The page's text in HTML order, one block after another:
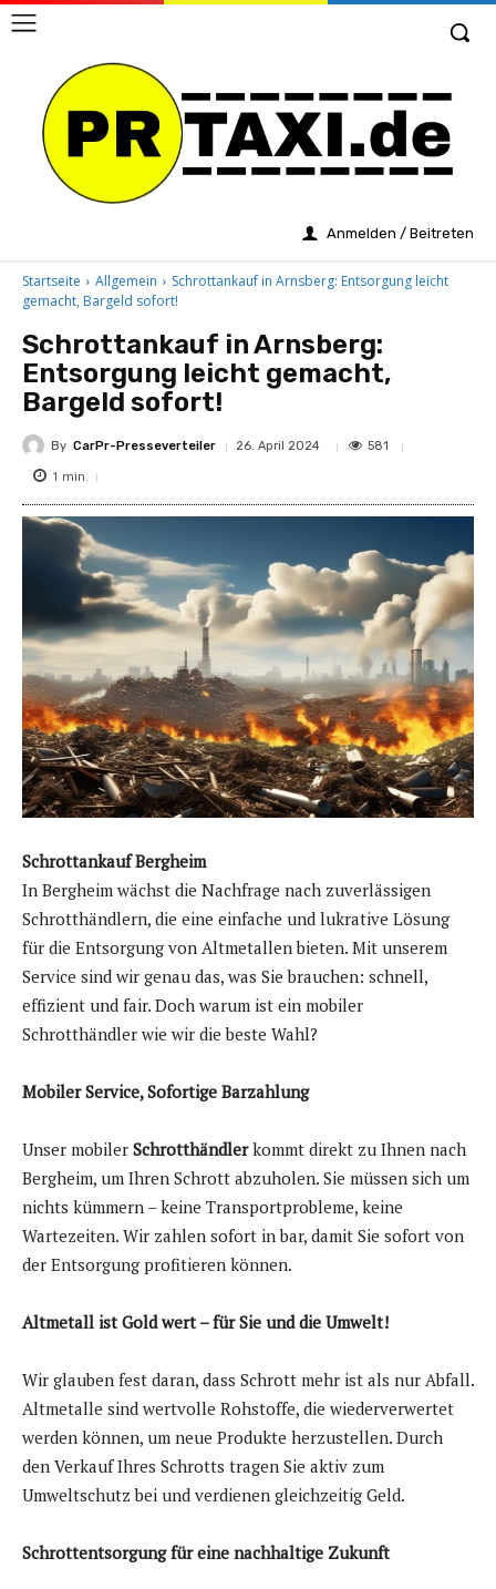
Anmelden / Beitreten
Startseite Allgemein
Schrottankauf in Arnsberg: Entsorgung leicht
gemacht, Bargeld sofort!
Schrottankauf in Arnsberg:
Entsorgung leicht gemacht,
Bargeld sofort!
By CarPr-Presseverteiler 26. April 2024 581
1 min.
Schrottankauf Bergheim
In Bergheim wächst die Nachfrage nach zuverlässigen
Schrotthändlern, die eine einfache und lukrative Lösung
für die Entsorgung von Altmetallen bieten. Mit unserem
Service sind wir genau das, was Sie brauchen: schnell,
effizient und fair. Doch warum ist ein mobiler
Schrotthändler wie wir die beste Wahl?
Mobiler Service, Sofortige Barzahlung
Unser mobiler Schrotthändlerkommt direkt zu Ihnen nach
Bergheim, um Ihren Schrott abzuholen. Sie müssen sich um
nichts kümmern – keine Transportprobleme, keine
Wartezeiten. Wir zahlen sofort in bar, damit Sie sofort von
der Entsorgung profitieren können.
Altmetall ist Gold wert – für Sie und die Umwelt!
Wir glauben fest daran, dass Schrott mehr ist als nur Abfall.
Altmetalle sind wertvolle Rohstoffe, die wiederverwertet
werden können, um neue Produkte herzustellen. Durch
den Verkauf Ihres Schrotts tragen Sie aktiv zum
Umweltschutz bei und verdienen gleichzeitig Geld.
Schrottentsorgung für eine nachhaltige Zukunft